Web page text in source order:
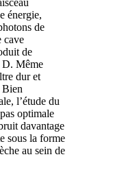
énergie,
de
cave
de
D. Même
dur et
Bien
l’étude du
optimale
davantage
sous la forme
au sein de